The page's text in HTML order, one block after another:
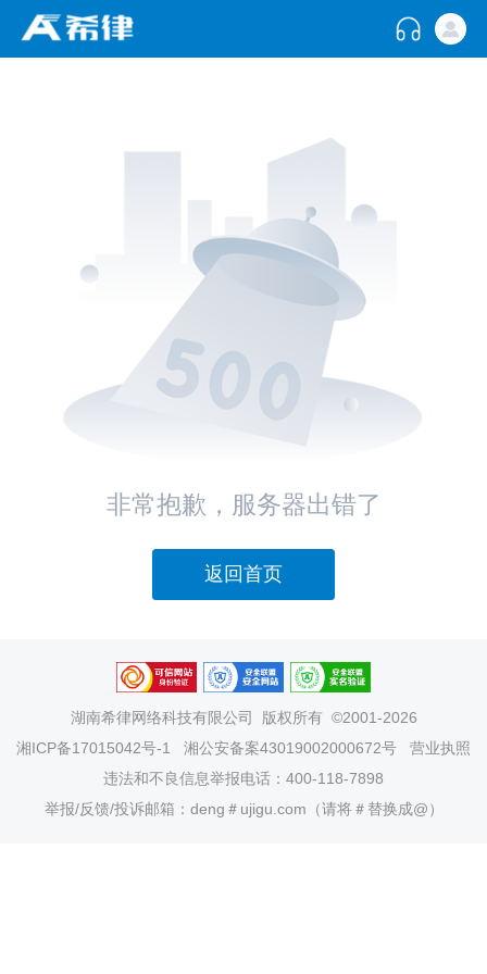
非常抱歉，服务器出错了
返回首页
湖南希律网络科技有限公司
版权所有 ©2001-2026
湘ICP备17015042号-1
湘公安备案43019002000672号
营业执照
违法和不良信息举报电话：400-118-7898
举报/反馈/投诉邮箱：deng＃ujigu.com（请将＃替换成@）